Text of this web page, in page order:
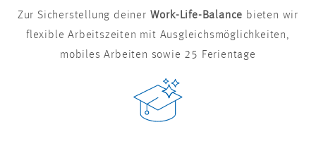
Zur Sicherstellung deiner Work-Life-Balance bieten wir
flexible Arbeitszeiten mit Ausgleichsmöglichkeiten,
mobiles Arbeiten sowie 25 Ferientage